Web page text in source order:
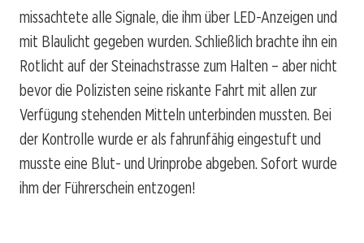
missachtete alle Signale, die ihm über LED-Anzeigen und
mit Blaulicht gegeben wurden. Schließlich brachte ihn ein
Rotlicht auf der Steinachstrasse zum Halten – aber nicht
bevor die Polizisten seine riskante Fahrt mit allen zur
Verfügung stehenden Mitteln unterbinden mussten. Bei
der Kontrolle wurde er als fahrunfähig eingestuft und
musste eine Blut- und Urinprobe abgeben. Sofort wurde
ihm der Führerschein entzogen!